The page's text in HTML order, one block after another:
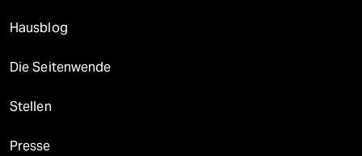
Hausblog
Die Seitenwende
Stellen
Presse